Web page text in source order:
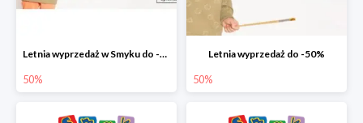
Letnia wyprzedaż w Smyku do -50%
50%
Letnia wyprzedaż do -50%
50%